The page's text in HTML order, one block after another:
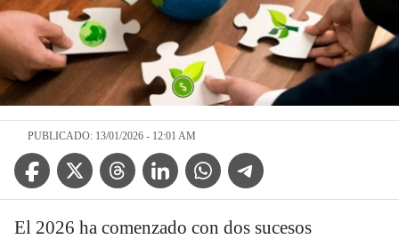
PUBLICADO: 13/01/2026 - 12:01 AM
Facebook IconTwitter IconThreads IconLinkedin IconWhatsApp IconTelegram Icon
El 2026 ha comenzado con dos sucesos